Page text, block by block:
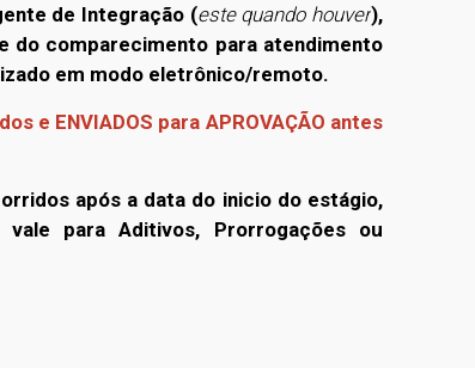
de Integração (este quando houver),
do comparecimento para atendimento
em modo eletrônico/remoto.
e ENVIADOS para APROVAÇÃO antes
após a data do inicio do estágio,
para Aditivos, Prorrogações ou